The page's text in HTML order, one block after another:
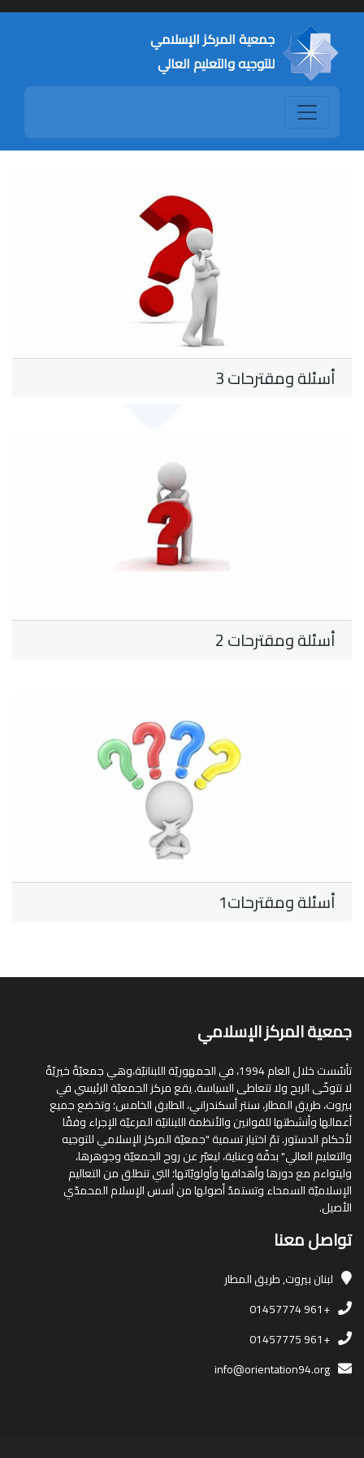
جمعية المركز الإسلامي
للتوجيه والتعليم العالي
أسئلة ومقترحات 3
أسئلة ومقترحات 2
أسئلة ومقترحات1
جمعية المركز الإسلامي
تأسّست خلال العام 1994، في الجمهوريّة اللبنانيّة،وهي جمعيّةٌ خيريّةٌ
لا تتوخّى الربح ولا تتعاطى السياسة. يقع مركز الجمعيّة الرئيسي في
بيروت، طريق المطار، سنتر أسكندراني، الطابق الخامس؛ وتخضع جميع
أعمالها وأنشطتها للقوانين والأنظمة اللبنانيّة المرعيّة الإجراء وفقًا
لأحكام الدستور. تمّ اختيار تسمية "جمعيّة المركز الإسلامي للتوجيه
والتعليم العالي" بدقّة وعناية، ليعبّر عن روح الجمعيّة وجوهرها،
وليتواءم مع دورها وأهدافها وأولويّاتها؛ التي تنطلق من التعاليم
الإسلاميّة السمحاء وتستمدّ أصولها من أسس الإسلام المحمدّي
الأصيل.
تواصل معنا
لبنانبيروت, طريق المطار
+961 01457774
+961 01457775
info@orientation94.org